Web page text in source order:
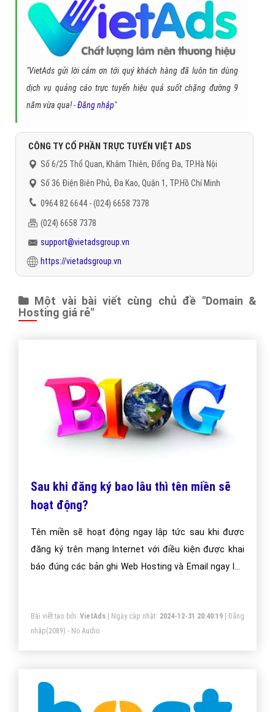
"VietAds gửi lời cảm ơn tới quý khách hàng đã luôn tin dùng
dịch vụ quảng cáo trực tuyến hiệu quả suốt chặng đường 9
năm vừa qua! -Đăng nhập"
CÔNG TY CỔ PHẦN TRỰC TUYẾN VIỆT ADS
Số 6/25 Thổ Quan, Khâm Thiên, Đống Đa, TP.Hà Nội
Số 36 Điện Biên Phủ, Đa Kao, Quận 1, TP.Hồ Chí Minh
0964 82 6644 - (024) 6658 7378
(024) 6658 7378
support@vietadsgroup.vn
https://vietadsgroup.vn
Một vài bài viết cùng chủ đề "Domain &
Hosting giá rẻ"
Sau khi đăng ký bao lâu thì tên miền sẽ
hoạt động?
Tên miền sẽ hoạt động ngay lập tức sau khi được
đăng ký trên mạng Internet với điều kiện được khai
báo đúng các bản ghi Web Hosting và Email ngay lúc
Bài viết tạo bởi: VietAds| Ngày cập nhật: 2024-12-31 20:40:19|Đăng
nhập(2089) - No Audio